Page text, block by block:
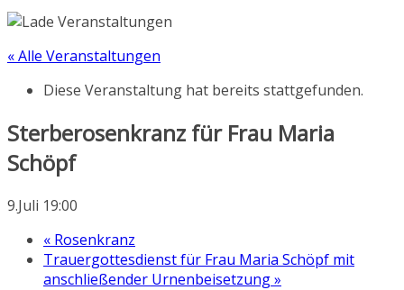
« Alle Veranstaltungen
Diese Veranstaltung hat bereits stattgefunden.
Sterberosenkranz für Frau Maria
Schöpf
9.Juli 19:00
« Rosenkranz
Trauergottesdienst für Frau Maria Schöpf mit
anschließender Urnenbeisetzung»